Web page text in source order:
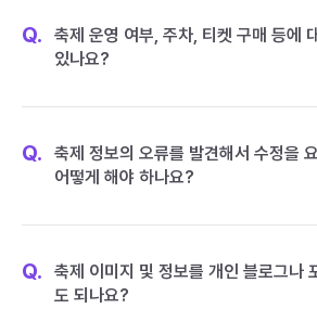
Q.
축제 운영 여부, 주차, 티켓 구매 등에
있나요?
Q.
축제 정보의 오류를 발견해서 수정을
어떻게 해야 하나요?
Q.
축제 이미지 및 정보를 개인 블로그나
도 되나요?